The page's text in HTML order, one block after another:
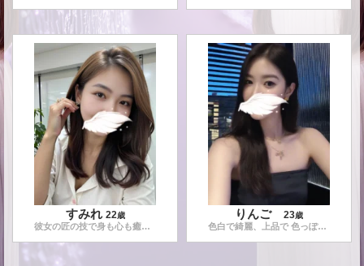
すみれ 22歳
彼女の匠の技で身も心も癒されること間違い無しです。施術技術も ...
りんご 23歳
色白で綺麗、上品で 色っぽいセラピストです。 一流の技術で癒